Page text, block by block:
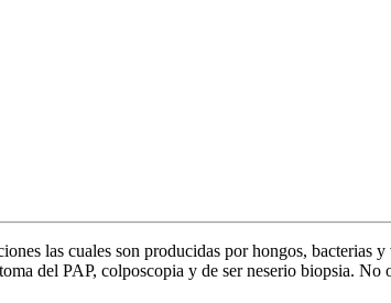
las cuales son producidas por hongos, bacterias
del PAP, colposcopia y de ser neserio biopsia. No